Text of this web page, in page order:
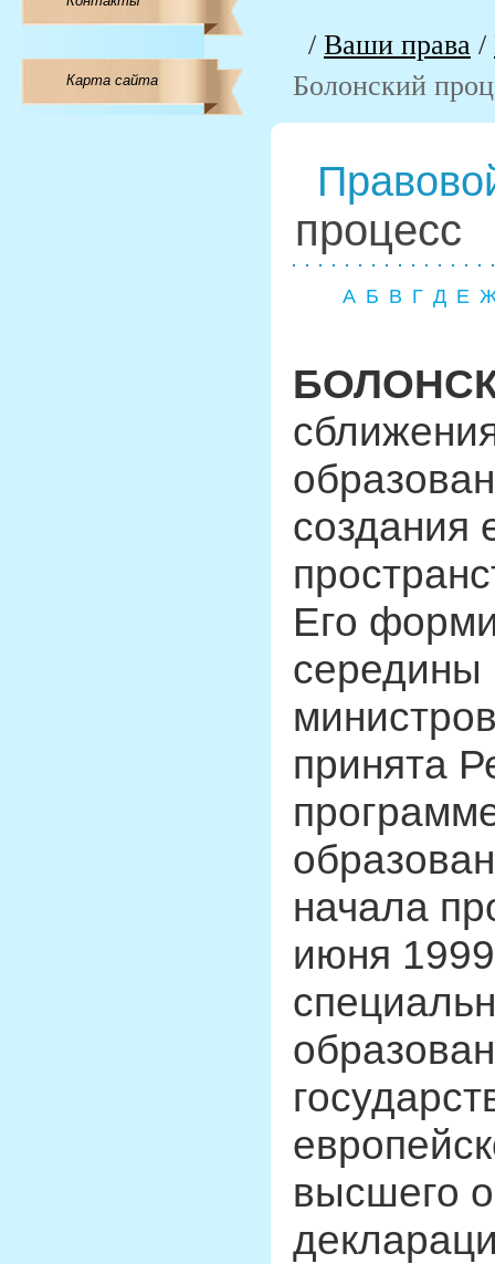
Карта сайта
/ Ваши права /
Болонский
процесс
А Б В Г Д Е
создания
Его
середины
принята
начала
июня 1999
высшего